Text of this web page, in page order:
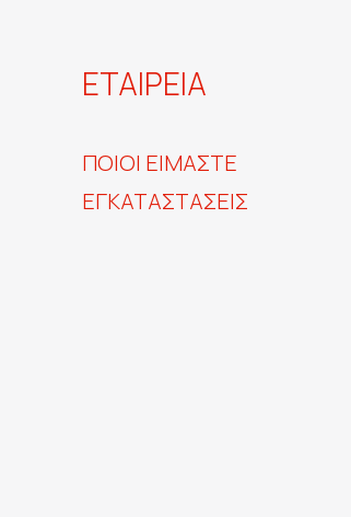
ΕΤΑΙΡΕΙΑ
ΠΟΙΟΙ ΕΙΜΑΣΤΕ
ΕΓΚΑΤΑΣΤΑΣΕΙΣ